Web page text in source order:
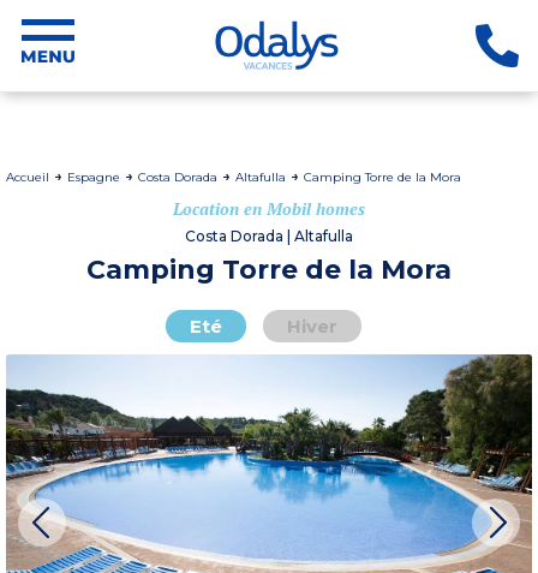
Accueil Espagne Costa Dorada Altafulla Camping Torre de la Mora
Location en Mobil homes
Costa Dorada | Altafulla
Camping Torre de la Mora
Eté Hiver